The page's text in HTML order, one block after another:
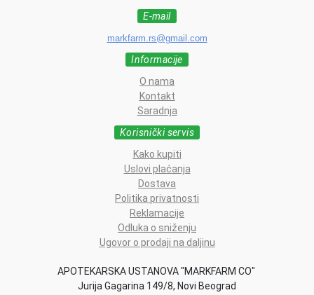
E-mail
markfarm.rs@gmail.com
Informacije
O nama
Kontakt
Saradnja
Korisnički servis
Kako kupiti
Uslovi plaćanja
Dostava
Politika privatnosti
Reklamacije
Odluka o sniženju
Ugovor o prodaji na daljinu
APOTEKARSKA USTANOVA "MARKFARM CO"
Jurija Gagarina 149/8, Novi Beograd